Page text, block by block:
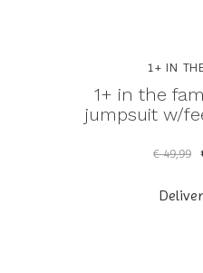
1+ IN
1+ in the
jumpsuit w/
€ 49,99